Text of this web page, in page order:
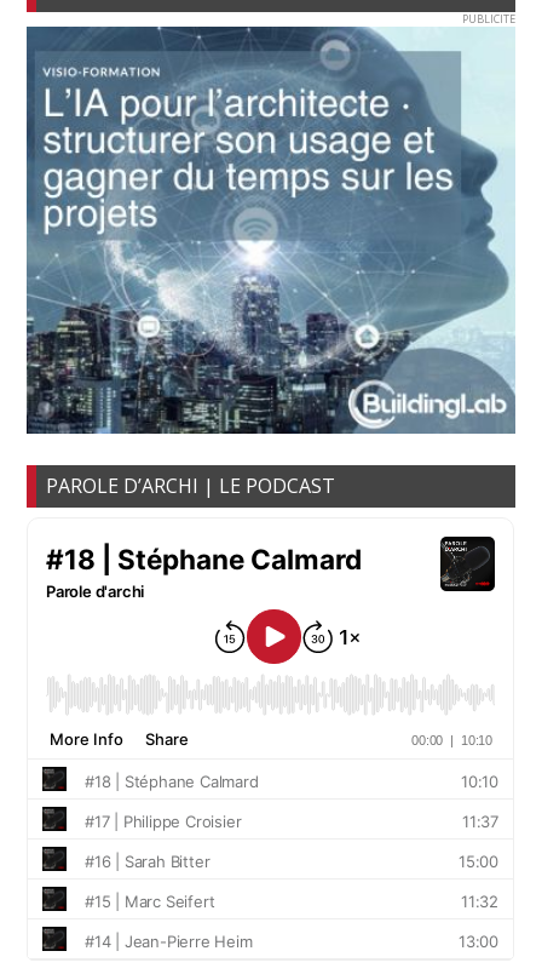
PUBLICITE
PAROLE D’ARCHI | LE PODCAST